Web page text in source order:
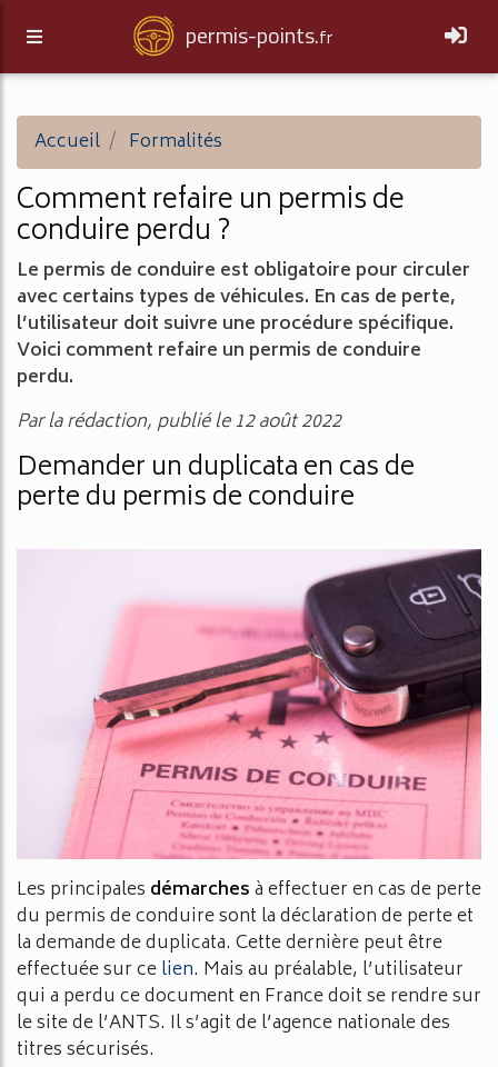
permis-points.fr
Accueil Formalités
Comment refaire un permis de
conduire perdu ?
Le permis de conduire est obligatoire pour circuler
avec certains types de véhicules. En cas de perte,
l’utilisateur doit suivre une procédure spécifique.
Voici comment refaire un permis de conduire
perdu.
Par la rédaction, publié le 12 août 2022
Demander un duplicata en cas de
perte du permis de conduire
Les principales démarchesà effectuer en cas de perte
du permis de conduire sont la déclaration de perte et
la demande de duplicata. Cette dernière peut être
effectuée sur celien. Mais au préalable, l’utilisateur
qui a perdu ce document en France doit se rendre sur
le site de l’ANTS. Il s’agit de l’agence nationale des
titres sécurisés.